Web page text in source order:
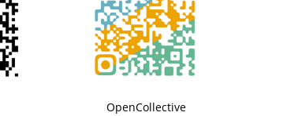
OpenCollective